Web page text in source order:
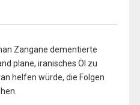
Zangane dementierte
plane, iranisches Öl zu
helfen würde, die Folgen